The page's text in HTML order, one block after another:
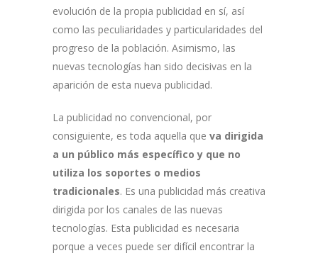
evolución de la propia publicidad en sí, así
como las peculiaridades y particularidades del
progreso de la población. Asimismo, las
nuevas tecnologías han sido decisivas en la
aparición de esta nueva publicidad.
La publicidad no convencional, por
consiguiente, es toda aquella que va dirigida
a un público más específico y que no
utiliza los soportes o medios
tradicionales. Es una publicidad más creativa
dirigida por los canales de las nuevas
tecnologías. Esta publicidad es necesaria
porque a veces puede ser difícil encontrar la